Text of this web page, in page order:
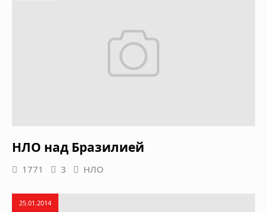
НЛО над Бразилией
1771 3 НЛО
25.01.2014